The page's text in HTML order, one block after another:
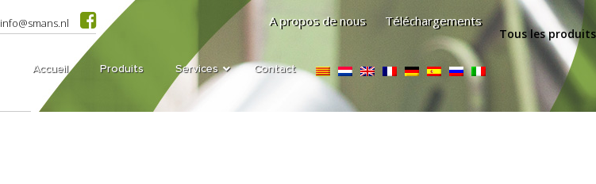
info@smans.nl A propos de nous Téléchargements
Accueil Produits Services Contact
Tous les produits